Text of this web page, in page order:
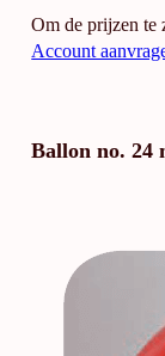
Om de prijzen te
Account
Ballon no. 24